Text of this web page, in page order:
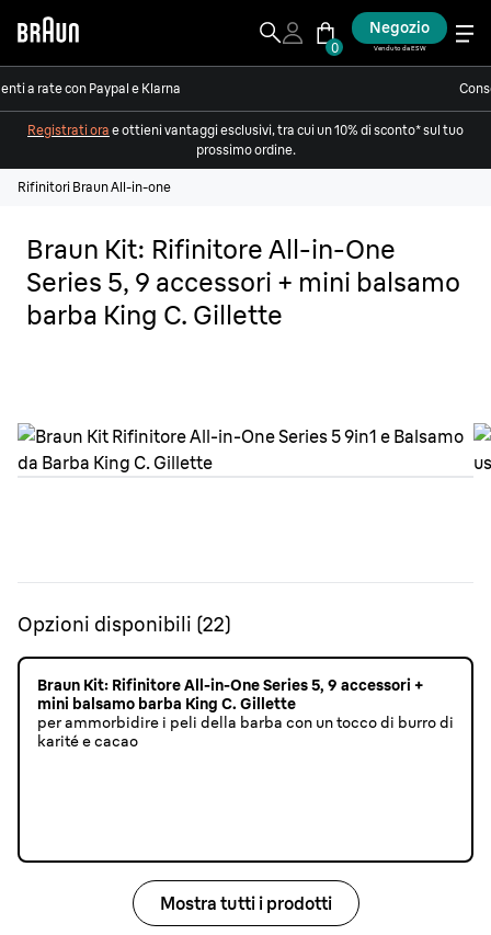
0
Negozio
Venduto da ESW
a rate con Paypal e Klarna
Registrati ora e ottieni vantaggi esclusivi, tra cui un 10% di sconto* sul tuo
prossimo ordine.
Rifinitori Braun All-in-one
Braun Kit: Rifinitore All-in-One
Series 5, 9 accessori + mini balsamo
barba King C. Gillette
Opzioni disponibili (22)
Braun Kit: Rifinitore All-in-One Series 5, 9 accessori +
mini balsamo barba King C. Gillette
per ammorbidire i peli della barba con un tocco di burro di
karité e cacao
Mostra tutti i prodotti